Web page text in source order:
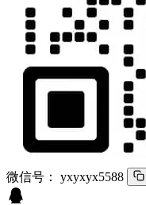
微信号： yxyxyx5588